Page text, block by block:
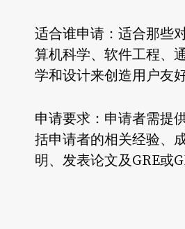
适合谁申请 ：适合那些
算机科学、软件工程、
学和设计来创造用户友
申请要求 ：申请者需提
括申请者的相关经验、
明、发表论文及GRE或